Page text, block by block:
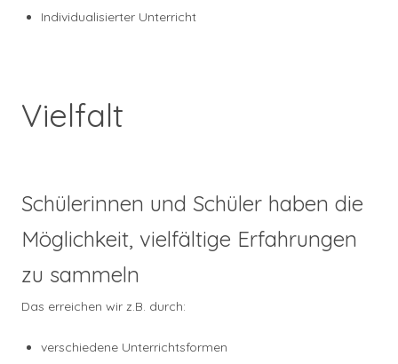
Individualisierter Unterricht
Vielfalt
Schülerinnen und Schüler haben die
Möglichkeit, vielfältige Erfahrungen
zu sammeln
Das erreichen wir z.B. durch:
verschiedene Unterrichtsformen